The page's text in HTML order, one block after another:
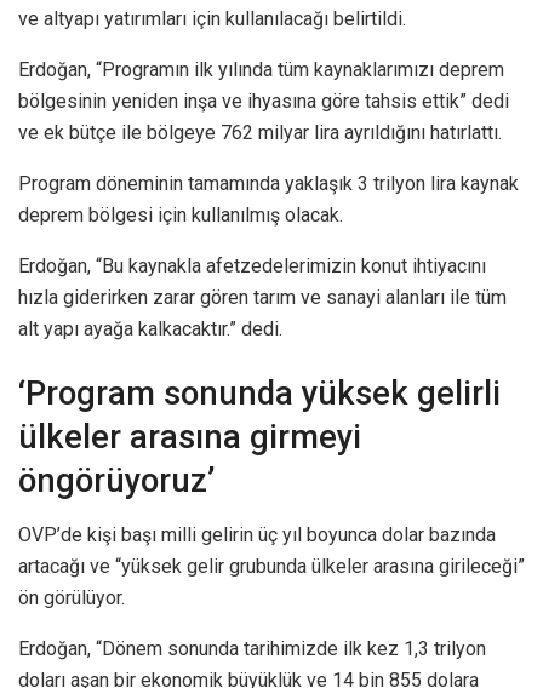
ve altyapı yatırımları için kullanılacağı belirtildi.
Erdoğan, “Programın ilk yılında tüm kaynaklarımızı deprem
bölgesinin yeniden inşa ve ihyasına göre tahsis ettik” dedi
ve ek bütçe ile bölgeye 762 milyar lira ayrıldığını hatırlattı.
Program döneminin tamamında yaklaşık 3 trilyon lira kaynak
deprem bölgesi için kullanılmış olacak.
Erdoğan, “Bu kaynakla afetzedelerimizin konut ihtiyacını
hızla giderirken zarar gören tarım ve sanayi alanları ile tüm
alt yapı ayağa kalkacaktır.” dedi.
‘Program sonunda yüksek gelirli
ülkeler arasına girmeyi
öngörüyoruz’
OVP’de kişi başı milli gelirin üç yıl boyunca dolar bazında
artacağı ve “yüksek gelir grubunda ülkeler arasına girileceği”
ön görülüyor.
Erdoğan, “Dönem sonunda tarihimizde ilk kez 1,3 trilyon
doları aşan bir ekonomik büyüklük ve 14 bin 855 dolara